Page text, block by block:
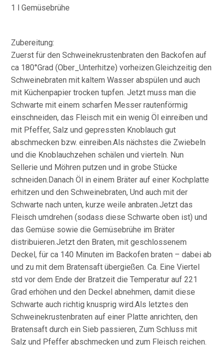
1 l Gemüsebrühe
Zubereitung:
Zuerst für den Schweinekrustenbraten den Backofen auf
ca 180°Grad (Ober_Unterhitze) vorheizen.Gleichzeitig den
Schweinebraten mit kaltem Wasser abspülen und auch
mit Küchenpapier trocken tupfen. Jetzt muss man die
Schwarte mit einem scharfen Messer rautenförmig
einschneiden, das Fleisch mit ein wenig Öl einreiben und
mit Pfeffer, Salz und gepressten Knoblauch gut
abschmecken bzw. einreiben.Als nächstes die Zwiebeln
und die Knoblauchzehen schälen und vierteln. Nun
Sellerie und Möhren putzen und in grobe Stücke
schneiden.Danach Öl in einem Bräter auf einer Kochplatte
erhitzen und den Schweinebraten, Und auch mit der
Schwarte nach unten, kurze weile anbraten.Jetzt das
Fleisch umdrehen (sodass diese Schwarte oben ist) und
das Gemüse sowie die Gemüsebrühe im Bräter
distribuieren.Jetzt den Braten, mit geschlossenem
Deckel, für ca 140 Minuten im Backofen braten – dabei ab
und zu mit dem Bratensaft übergießen. Ca. Eine Viertel
std vor dem Ende der Bratzeit die Temperatur auf 221
Grad erhöhen und den Deckel abnehmen, damit diese
Schwarte auch richtig knusprig wird.Als letztes den
Schweinekrustenbraten auf einer Platte anrichten, den
Bratensaft durch ein Sieb passieren, Zum Schluss mit
Salz und Pfeffer abschmecken und zum Fleisch reichen.